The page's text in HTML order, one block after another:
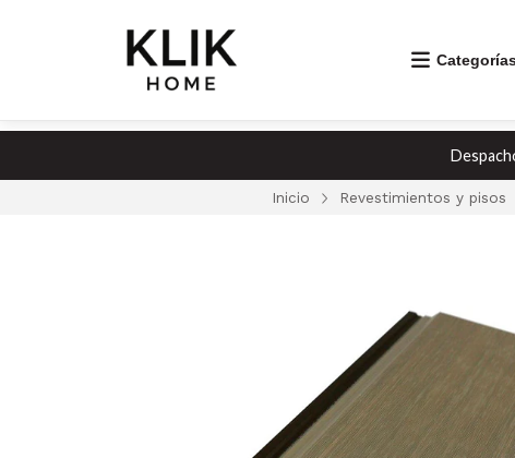
Inicio Revestimientos y pisos